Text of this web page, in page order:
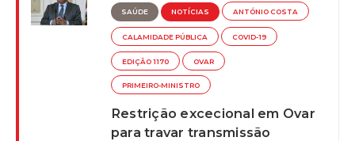
SAÚDE NOTÍCIAS ANTÓNIO COSTA
CALAMIDADE PÚBLICA COVID-19
EDIÇÃO 1170 OVAR
PRIMEIRO-MINISTRO
Restrição excecional em Ovar
para travar transmissão